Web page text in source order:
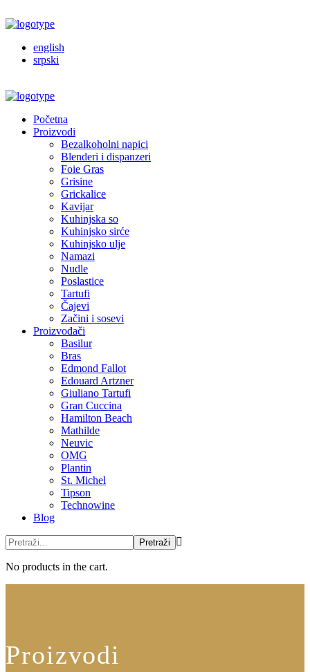
english
srpski
Početna
Proizvodi
Bezalkoholni napici
Blenderi i dispanzeri
Foie Gras
Grisine
Grickalice
Kavijar
Kuhinjska so
Kuhinjsko sirće
Kuhinjsko ulje
Namazi
Nudle
Poslastice
Tartufi
Čajevi
Začini i sosevi
Proizvođači
Basilur
Bras
Edmond Fallot
Edouard Artzner
Giuliano Tartufi
Gran Cuccina
Hamilton Beach
Mathilde
Neuvic
OMG
Plantin
St. Michel
Tipson
Technowine
Blog
No products in the cart.
Proizvodi